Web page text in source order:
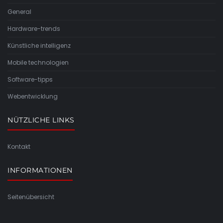
General
Hardware-trends
Künstliche intelligenz
Mobile technologien
Software-tipps
Webentwicklung
NÜTZLICHE LINKS
Kontakt
INFORMATIONEN
Seitenübersicht